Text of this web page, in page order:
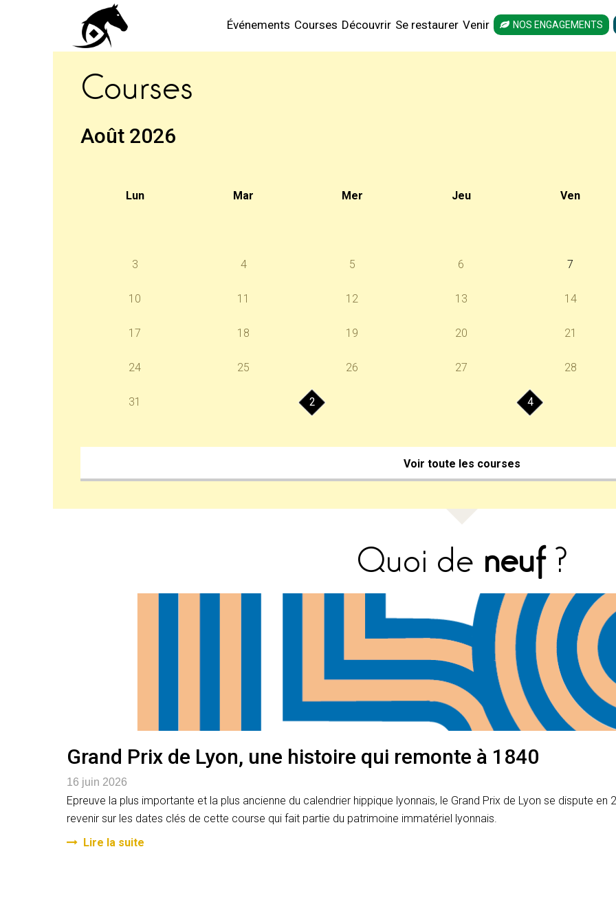
Événements Courses Découvrir Se restaurer Venir NOS ENGAGEMENTS
Courses
Août 2026
Lun Mar Mer Jeu Ven
3 4 5 6 7
10 11 12 13 14
17 18 19 20 21
24 25 26 27 28
31 2 4
Voir toute les courses
Quoi de neuf?
Grand Prix de Lyon, une histoire qui remonte à 1840
16 juin 2026
Epreuve la plus importante et la plus ancienne du calendrier hippique lyonnais, le Grand Prix de Lyon se dispute
revenir sur les dates clés de cette course qui fait partie du patrimoine immatériel lyonnais.
Lire la suite